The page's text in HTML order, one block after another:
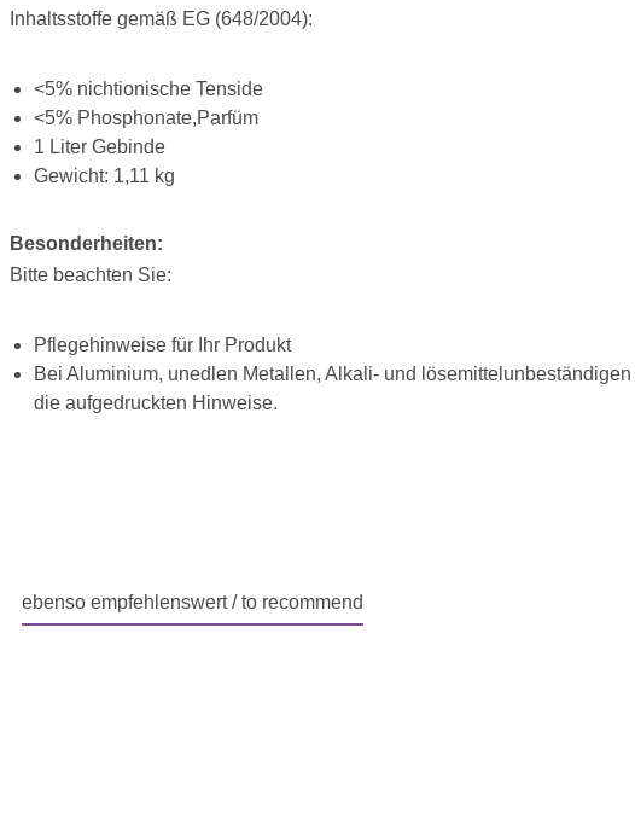
Inhaltsstoffe gemäß EG (648/2004):
<5% nichtionische Tenside
<5% Phosphonate,Parfüm
1 Liter Gebinde
Gewicht: 1,11 kg
Besonderheiten:
Bitte beachten Sie:
Pflegehinweise für Ihr Produkt
Bei Aluminium, unedlen Metallen, Alkali- und
die aufgedruckten Hinweise.
ebenso empfehlenswert / to recommend